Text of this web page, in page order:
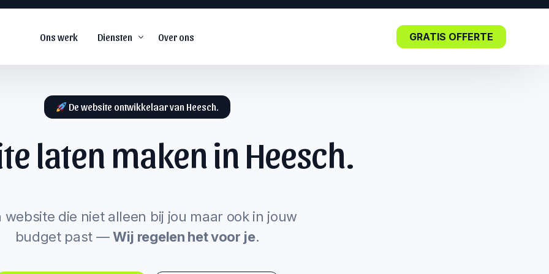
Ons werk Diensten
De#1 web agency voor
snel groeiende
Lees nu: De impact van SEO in
Over ons GRATIS OFFERTE
De website ontwikkelaar van Heesch.
laten maken in Heesch.
website die niet alleen bij jou maar ook in jouw
budget past —Wij regelen het voor je.